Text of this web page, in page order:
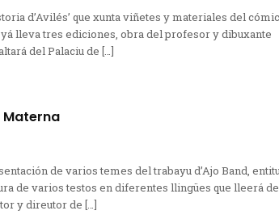
d’Avilés’ que xunta viñetes y materiales del cómic
lleva tres ediciones, obra del profesor y dibuxante
del Palaciu de […]
Materna
de varios temes del trabayu d’Ajo Band,
de varios testos en diferentes llingües que lleerá de
y direutor de […]